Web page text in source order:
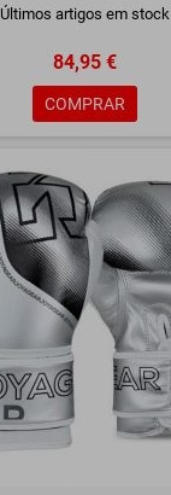
Últimos artigos em stock
84,95 €
COMPRAR